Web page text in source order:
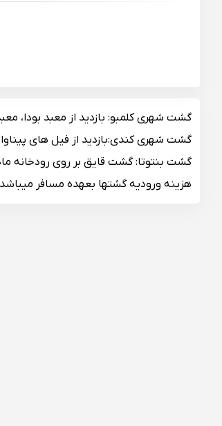
گشت شهری کلمبو: بازدید از معبد بودا،
گشت شهری کندی:بازدید از فیل های
گشت بنتوتا: گشت قایق بر روی رودخانه
هزینه ورودیه گشتها بعهده مسافر